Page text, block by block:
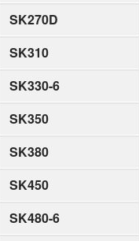
SK270D
SK310
SK330-6
SK350
SK380
SK450
SK480-6